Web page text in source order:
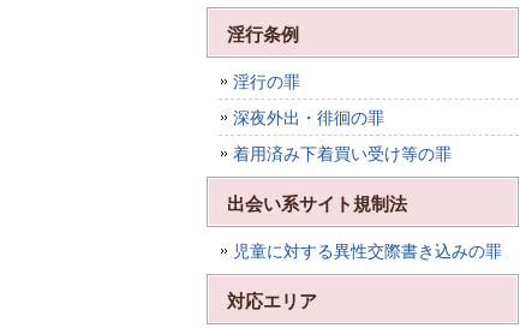
淫行条例
淫行の罪
深夜外出・徘徊の罪
着用済み下着買い受け等の罪
出会い系サイト規制法
児童に対する異性交際書き込みの罪
対応エリア